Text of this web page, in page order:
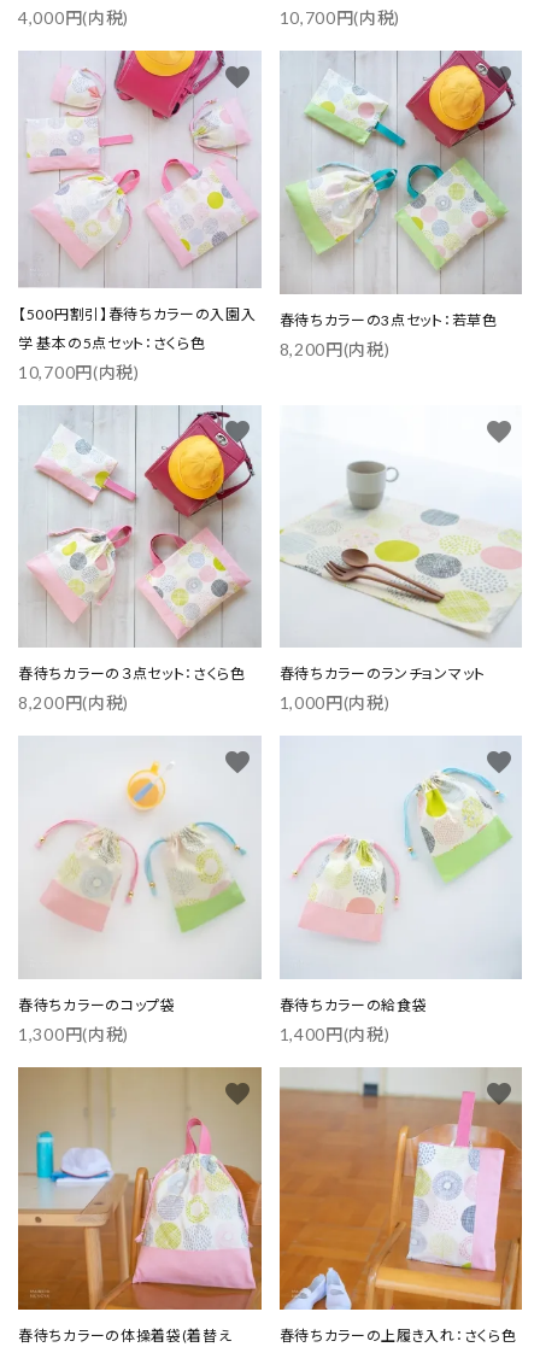
4,000円(内税) 10,700円(内税)
【500円割引】春待ちカラーの入園入
学 基本の5点セット：さくら色
10,700円(内税)
favorite
春待ちカラーの3点セット：若草色
8,200円(内税)
favorite
春待ちカラーの３点セット：さくら色
8,200円(内税)
favorite
春待ちカラーのランチョンマット
1,000円(内税)
favorite
春待ちカラーのコップ袋
1,300円(内税)
favorite
春待ちカラーの給食袋
1,400円(内税)
favorite
春待ちカラーの体操着袋(着替え
favorite
春待ちカラーの上履き入れ：さくら色
favorite
カテゴリー
検索する